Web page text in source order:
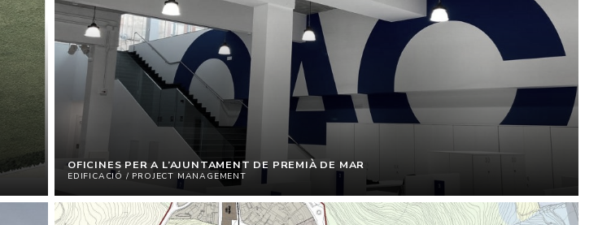
OFICINES PER A L’AJUNTAMENT DE PREMIÀ DE MAR
EDIFICACIÓ / PROJECT MANAGEMENT